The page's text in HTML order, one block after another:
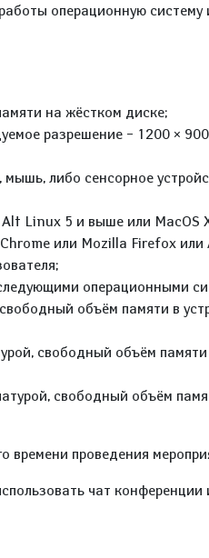
операционную систему
на жёстком диске;
разрешение – 1200 ×
мышь, либо сенсорное
Linux 5 и выше или MacOS
или Mozilla Firefox или
операционными
объём памяти в
свободный объём памяти
свободный объём
времени проведения
чат конференции